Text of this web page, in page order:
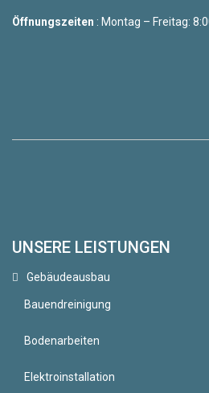
Öffnungszeiten : Montag – Freitag:
UNSERE LEISTUNGEN
Gebäudeausbau
Bauendreinigung
Bodenarbeiten
Elektroinstallation